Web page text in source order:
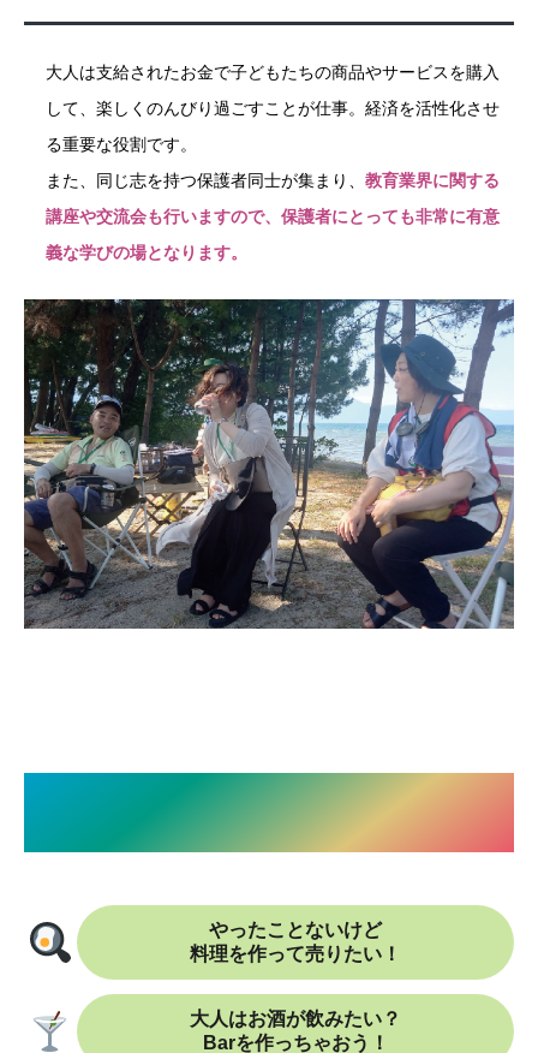
大人は支給されたお金で子どもたちの商品やサービスを購入
して、楽しくのんびり過ごすことが仕事。経済を活性化させ
る重要な役割です。
また、同じ志を持つ保護者同士が集まり、教育業界に関する
講座や交流会も行いますので、保護者にとっても非常に有意
義な学びの場となります。
さまざまなビジネスに挑戦
“やってみたい”をやってみる
やったことないけど
料理を作って売りたい！
大人はお酒が飲みたい？
Barを作っちゃおう！